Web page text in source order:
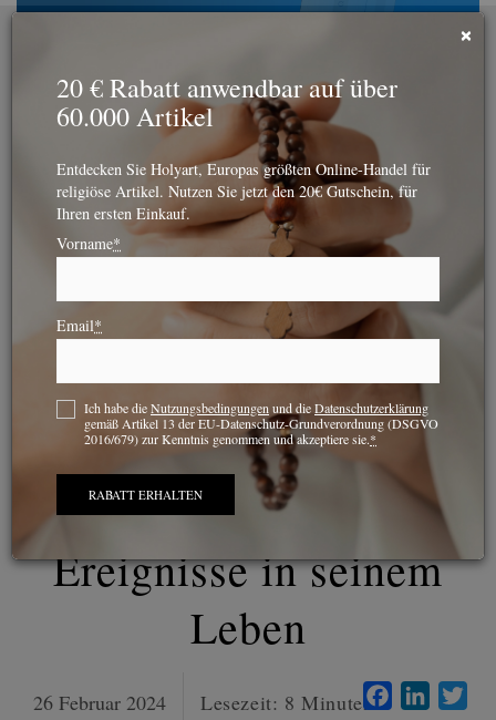
Skip
Navigation
Homepage|Religion|Die Geschichte Jesu: die wichtigsten
Die Geschichte Jesu:
die wichtigsten
Ereignisse in seinem
Leben
26 Februar 2024 Lesezeit: 8 Minuten Facebook
×
20 € Rabatt anwendbar auf über
60.000 Artikel
Entdecken Sie Holyart, Europas größten Online-Handel für
religiöse Artikel. Nutzen Sie jetzt den 20€ Gutschein, für
Ihren ersten Einkauf.
Vorname*
Email*
Ich habe dieNutzungsbedingungen und dieDatenschutzerklärung
gemäß Artikel 13 der EU-Datenschutz-Grundverordnung (DSGVO
2016/679) zur Kenntnis genommen und akzeptiere sie.*
RABATT ERHALTEN